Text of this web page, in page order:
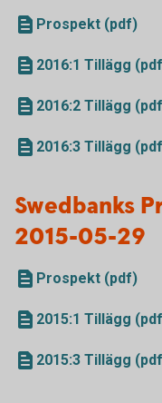
Prospekt (pdf)
2016:1 Tillägg
2016:2 Tillägg
2016:3 Tillägg
Swedbanks
2015-05-29
Prospekt (pdf)
2015:1 Tillägg
2015:3 Tillägg